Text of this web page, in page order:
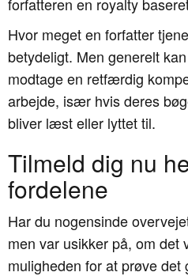
Hvor meget en forfatter
betydeligt. Men generelt
modtage en retfærdig
arbejde, især hvis deres
bliver læst eller lyttet til.
Tilmeld dig nu
fordelene
Har du nogensinde
men var usikker på, om
muligheden for at prøve det